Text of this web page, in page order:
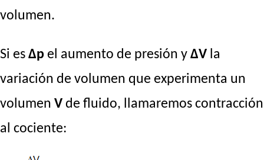
volumen.
Si es Δp el aumento de presión y ΔV la
variación de volumen que experimenta un
volumen V de fluido, llamaremos contracción
al cociente: